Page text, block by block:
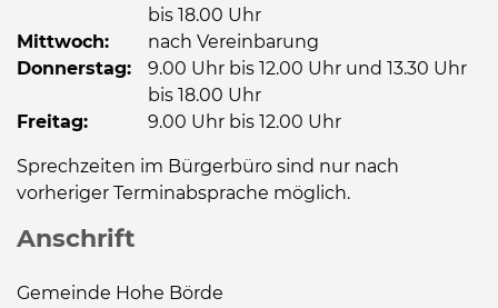
bis 18.00 Uhr
Mittwoch:
nach Vereinbarung
Donnerstag: 9.00 Uhr bis 12.00 Uhr und 13.30 Uhr
bis 18.00 Uhr
Freitag:
9.00 Uhr bis 12.00 Uhr
Sprechzeiten im Bürgerbüro sind nur nach
vorheriger Terminabsprache möglich.
Anschrift
Gemeinde Hohe Börde